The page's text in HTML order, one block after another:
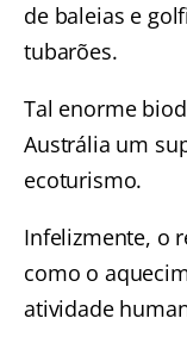
de baleias e
tubarões.
Tal enorme
Austrália um
ecoturismo.
Infelizmente, o
como o
atividade